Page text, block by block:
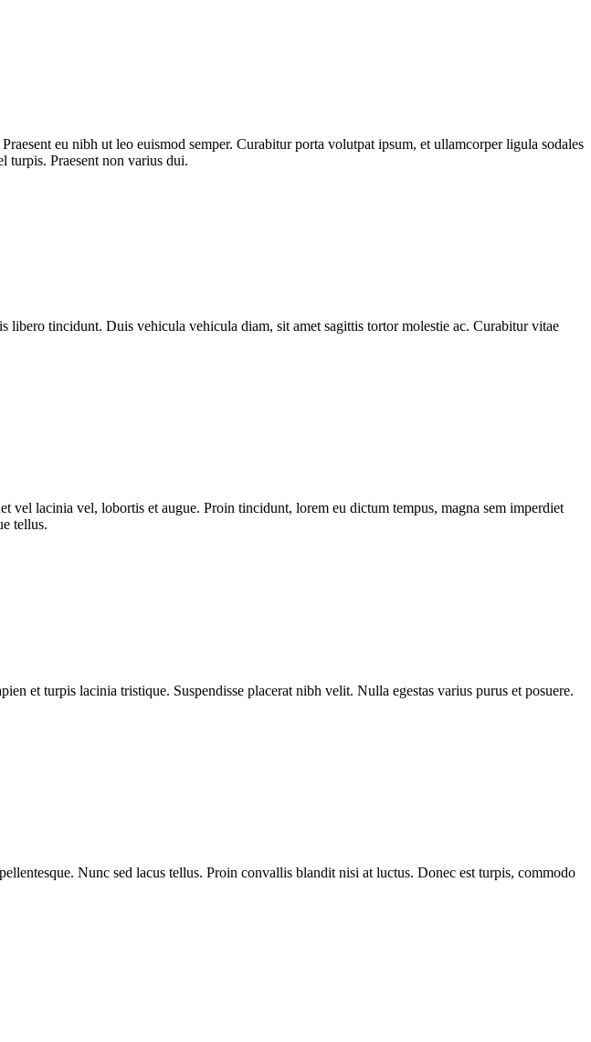
eu nibh ut leo euismod semper. Curabitur porta volutpat ipsum, et ullamcorper ligula sodales
turpis. Praesent non varius dui.
libero tincidunt. Duis vehicula vehicula diam, sit amet sagittis tortor molestie ac. Curabitur vitae
vel lacinia vel, lobortis et augue. Proin tincidunt, lorem eu dictum tempus, magna sem imperdiet
tellus.
et turpis lacinia tristique. Suspendisse placerat nibh velit. Nulla egestas varius purus et posuere.
Nunc sed lacus tellus. Proin convallis blandit nisi at luctus. Donec est turpis, commodo